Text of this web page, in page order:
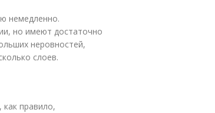
немедленно.
но имеют достаточно
неровностей,
слоев.
правило,